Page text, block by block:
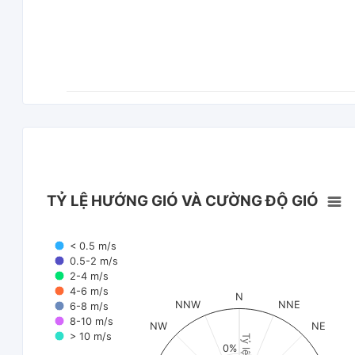
TỶ LỆ HƯỚNG GIÓ VÀ CƯỜNG ĐỘ GIÓ
< 0.5 m/s
0.5-2 m/s
2-4 m/s
4-6 m/s
6-8 m/s
8-10 m/s
> 10 m/s
N
NNE
NE
NW
NNW
0%